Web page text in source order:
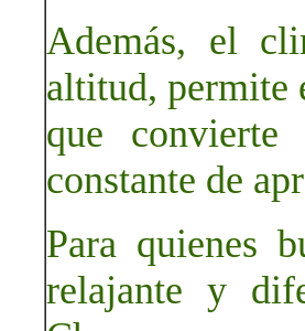
Además, el
altitud, permite
que
constante de
Para quienes
relajante y